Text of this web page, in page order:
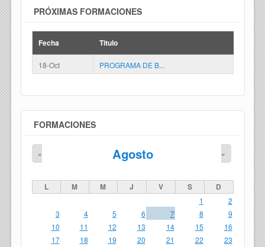
PRÓXIMAS FORMACIONES
Fecha Titulo
18-Oct PROGRAMA DE B...
FORMACIONES
Agosto
« »
L M M J V S D
1
2
3
4 5 6 7 8
9
10
11 12 13 14 15
16
17
18 19 20 21 22
23